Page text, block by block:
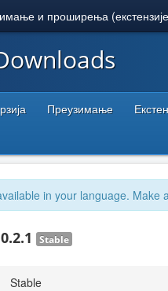
и проширења
Преузимање
in your language.
Stable
Stable